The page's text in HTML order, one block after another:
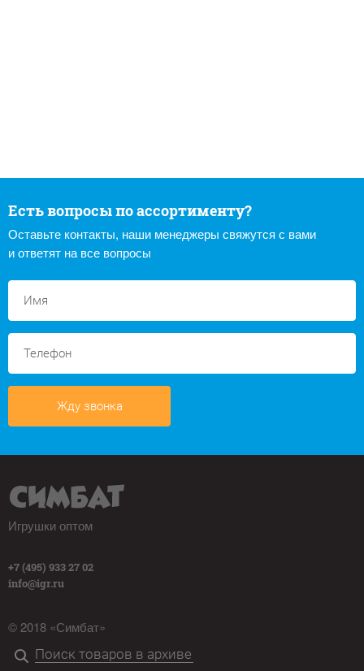
Есть вопросы по ассортименту?
Оставьте контакты, наши менеджеры свяжутся с вами
и ответят на все вопросы
Жду звонка
Игрушки оптом
+7 (495) 933 27 02
info@igr.ru
© 2018 «Симбат»